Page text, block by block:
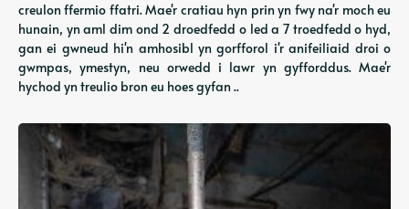
creulon ffermio ffatri. Mae'r cratiau hyn prin yn fwy na'r moch eu
hunain, yn aml dim ond 2 droedfedd o led a 7 troedfedd o hyd,
gan ei gwneud hi'n amhosibl yn gorfforol i'r anifeiliaid droi o
gwmpas, ymestyn, neu orwedd i lawr yn gyfforddus. Mae'r
hychod yn treulio bron eu hoes gyfan ..